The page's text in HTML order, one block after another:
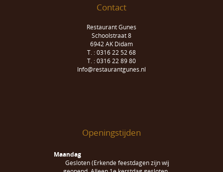
Contact
Restaurant Gunes
Schoolstraat 8
6942 AK Didam
T. : 0316 22 52 68
T. : 0316 22 89 80
Info@restaurantgunes.nl
Openingstijden
Maandag
Gesloten (Erkende feestdagen zijn wij